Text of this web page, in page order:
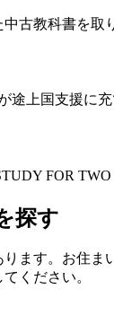
古教科書を取
途上国支援に
FOR
探す
ます。お住ま
ください。